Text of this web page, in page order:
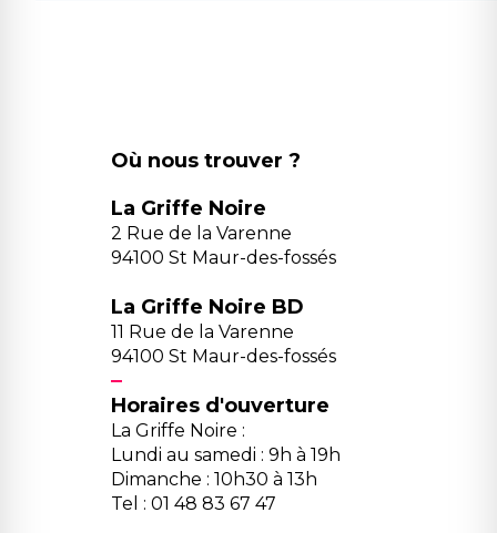
Où nous trouver ?
La Griffe Noire
2 Rue de la Varenne
94100 St Maur-des-fossés
La Griffe Noire BD
11 Rue de la Varenne
94100 St Maur-des-fossés
Horaires d'ouverture
La Griffe Noire :
Lundi au samedi : 9h à 19h
Dimanche : 10h30 à 13h
Tel : 01 48 83 67 47